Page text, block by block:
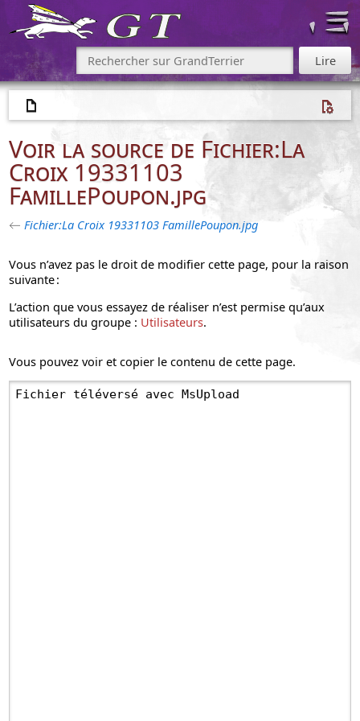
Voir la source de Fichier:La
Croix 19331103
FamillePoupon.jpg
← Fichier:La Croix 19331103 FamillePoupon.jpg
Vous n’avez pas le droit de modifier cette page, pour la raison
suivante :
L’action que vous essayez de réaliser n’est permise qu’aux
utilisateurs du groupe : Utilisateurs.
Vous pouvez voir et copier le contenu de cette page.